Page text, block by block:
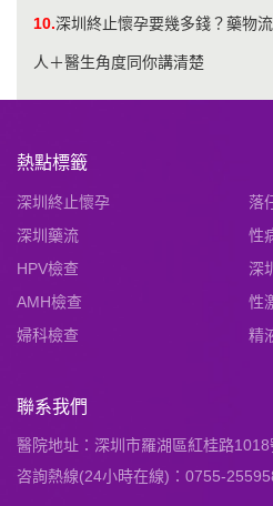
10.深圳終止懷孕要幾多錢？藥物
人＋醫生角度同你講清楚
熱點標籤
深圳終止懷孕
落
深圳藥流
性
HPV檢查
深
AMH檢查
性
婦科檢查
精
聯系我們
醫院地址：深圳市羅湖區紅桂路
咨詢熱線(24小時在線)：0755-